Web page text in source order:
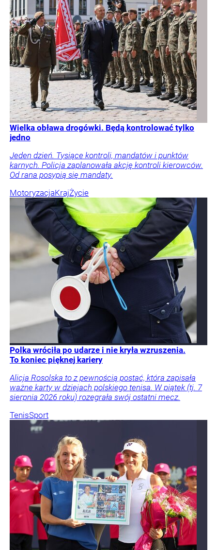
Wielka obława drogówki. Będą kontrolować tylko
jedno
Jeden dzień. Tysiące kontroli, mandatów i punktów
karnych. Policja zaplanowała akcję kontroli kierowców.
Od rana posypią się mandaty.
MotoryzacjaKrajŻycie
Polka wróciła po udarze i nie kryła wzruszenia.
To koniec pięknej kariery
Alicja Rosolska to z pewnością postać, która zapisała
ważne karty w dziejach polskiego tenisa. W piątek (tj. 7
sierpnia 2026 roku) rozegrała swój ostatni mecz.
TenisSport